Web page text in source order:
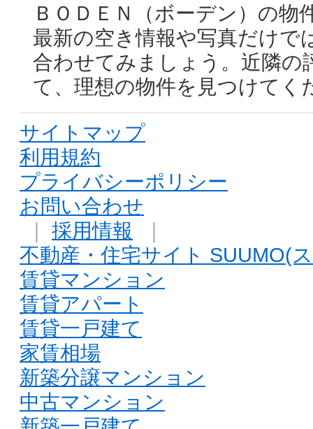
ＢＯＤＥＮ（ボーデン）の物
最新の空き情報や写真だけで
合わせてみましょう。近隣の
て、理想の物件を見つけてく
サイトマップ
利用規約
プライバシーポリシー
お問い合わせ
｜ 採用情報 ｜
不動産・住宅サイト SUUMO(
賃貸マンション
賃貸アパート
賃貸一戸建て
家賃相場
新築分譲マンション
中古マンション